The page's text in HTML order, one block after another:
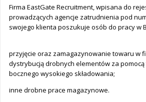
Firma EastGate Recruitment, wpisana do
prowadzących agencje zatrudnienia pod
swojego klienta poszukuje osób do pracy w
przyjęcie oraz zamagazynowanie towaru w
dystrybucją drobnych elementów za pomocą
bocznego wysokiego składowania;
inne drobne prace magazynowe.